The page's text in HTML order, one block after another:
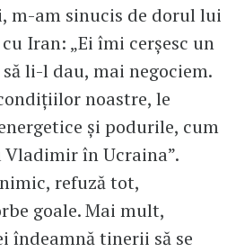
m-am sinucis de dorul lui
Iran: „Ei îmi cerșesc un
li-l dau, mai negociem.
noastre, le
și podurile, cum
în Ucraina”.
refuză tot,
goale. Mai mult,
îndeamnă tinerii să se